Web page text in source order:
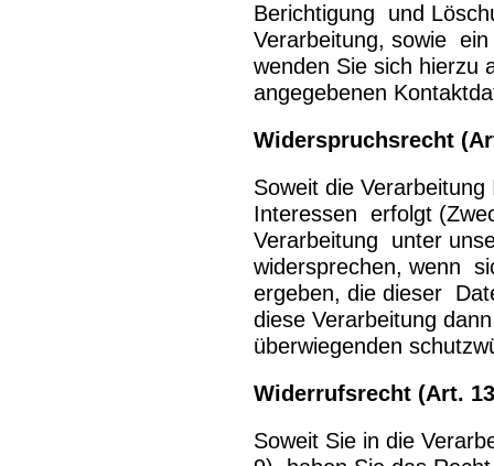
Berichtigung und
Verarbeitung, sowie
wenden Sie sich hierzu
angegebenen
Widerspruchsrecht
Soweit die
Interessen erfolgt
Verarbeitung unter
widersprechen, wenn
ergeben, die dieser
diese Verarbeitung
überwiegenden
Widerrufsrecht (Art.
Soweit Sie in die